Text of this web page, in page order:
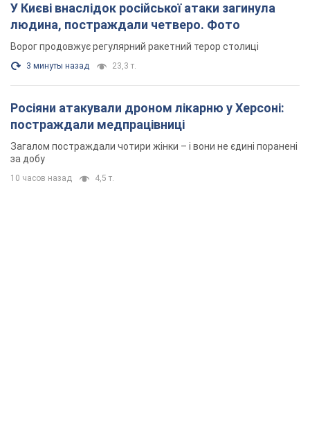
У Києві внаслідок російської атаки загинула
людина, постраждали четверо. Фото
Ворог продовжує регулярний ракетний терор столиці
3 минуты назад 23,3 т.
Росіяни атакували дроном лікарню у Херсоні:
постраждали медпрацівниці
Загалом постраждали чотири жінки – і вони не єдині поранені
за добу
10 часов назад 4,5 т.